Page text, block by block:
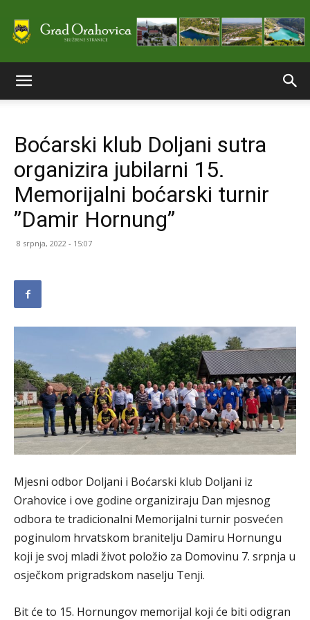
stranice
Grada
Boćarski klub Doljani sutra
organizira jubilarni 15.
Memorijalni boćarski turnir
”Damir Hornung”
8 srpnja, 2022 - 15:07
Mjesni odbor Doljani i Boćarski klub Doljani iz
Orahovice i ove godine organiziraju Dan mjesnog
odbora te tradicionalni Memorijalni turnir posvećen
poginulom hrvatskom branitelju Damiru Hornungu
koji je svoj mladi život položio za Domovinu 7. srpnja u
osječkom prigradskom naselju Tenji.
Bit će to 15. Hornungov memorijal koji će biti odigran